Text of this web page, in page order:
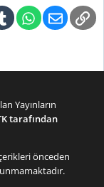
TumblrWhatsApp
E-posta
Yayınların
tarafından
önceden